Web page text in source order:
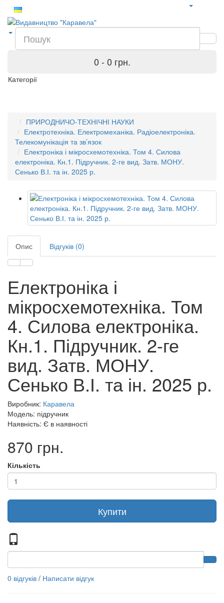
0 - 0 грн.
Категорії
ПРИРОДНИЧО-ТЕХНІЧНІ НАУКИ
Електротехніка. Електромеханіка. Радіоелектроніка.
Телекомунікація та зв’язок
Електроніка і мікросхемотехніка. Том 4. Силова
електроніка. Кн.1. Підручник. 2-ге вид. Затв. МОНУ.
Сенько В.І. та ін. 2025 р.
Опис Відгуків (0)
Електроніка і
мікросхемотехніка. Том
4. Силова електроніка.
Кн.1. Підручник. 2-ге
вид. Затв. МОНУ.
Сенько В.І. та ін. 2025 р.
Виробник: Каравела
Модель: підручник
Наявність: Є в наявності
870 грн.
Кількість
Купити
0 відгуків / Написати відгук